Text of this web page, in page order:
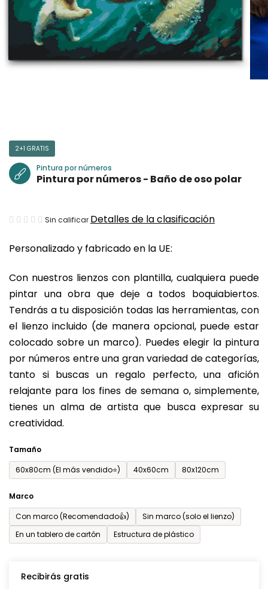
Personalizado y fabricado en la UE:
Con nuestros lienzos con plantilla, cualquiera puede
pintar una obra que deje a todos boquiabiertos.
Tendrás a tu disposición todas las herramientas, con
el lienzo incluido (de manera opcional, puede estar
colocado sobre un marco). Puedes elegir la pintura
por números entre una gran variedad de categorías,
tanto si buscas un regalo perfecto, una afición
relajante para los fines de semana o, simplemente,
tienes un alma de artista que busca expresar su
creatividad.
Tamaño
60x80cm (El más vendido⭐)
40x60cm 80x120cm
Marco
Con marco (Recomendado👍)
Sin marco (solo el lienzo)
En un tablero de cartón
Estructura de plástico
Recibirás gratis
2+1 GRATIS
Pintura por números
Pintura por números - Baño de oso polar
La
media
producto
es
de
0,0
sobre
5
estrellas.
Sin calificar Detalles de la clasificación